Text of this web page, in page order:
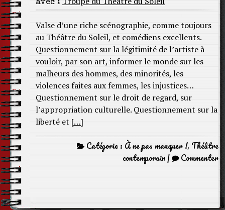
avec :
Valse d’une riche scénographie, comme toujours
au Théâtre du Soleil, et comédiens excellents.
Questionnement sur la légitimité de l’artiste à
vouloir, par son art, informer le monde sur les
malheurs des hommes, des minorités, les
violences faites aux femmes, les injustices…
Questionnement sur le droit de regard, sur
l’appropriation culturelle. Questionnement sur la
liberté et […]
Catégorie : À ne pas manquer !, Théâtre
contemporain| Commenter